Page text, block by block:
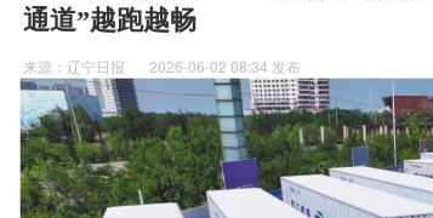
通道”越跑越畅
来源：辽宁日报` 2026-06-02 08:34 发布